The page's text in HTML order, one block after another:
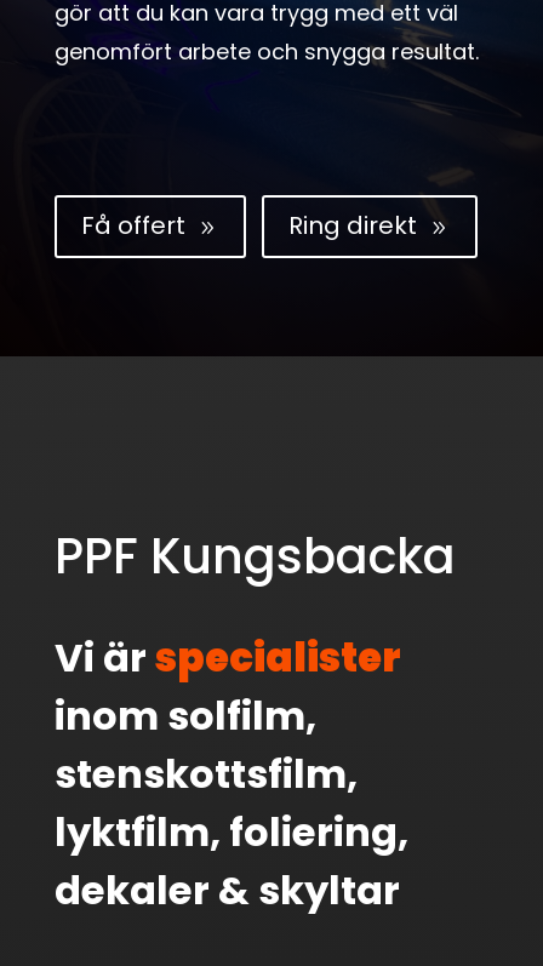
gör att du kan vara trygg med ett väl
genomfört arbete och snygga resultat.
Få offert 9 Ring direkt 9
PPF Kungsbacka
Vi ärspecialister
inom solfilm,
stenskottsfilm,
lyktfilm, foliering,
dekaler & skyltar